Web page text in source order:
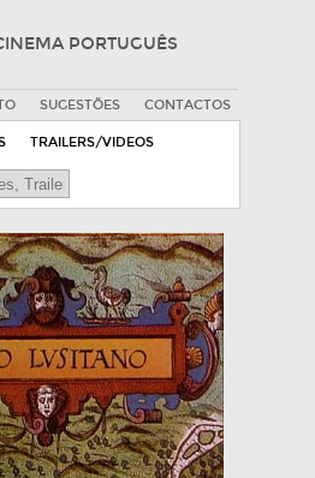
PORTUGUÊS
SUGESTÕES CONTACTOS
TRAILERS/VIDEOS